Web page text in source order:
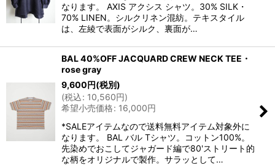
なります。 AXIS アクシス シャツ。30% SILK・
70% LINEN。シルクリネン混紡。テキスタイル
は、左綾で表面がシルク、裏面が…
BAL 40%OFF JACQUARD CREW NECK TEE・
rose gray
9,600円(税別)
(税込: 10,560円)
希望小売価格: 16,000円
*SALEアイテムなので送料無料アイテム対象外に
なります。 BAL バル Tシャツ。コットン100%。
先染めでおこしてジャガード編で80'ストリート的
な柄をオリジナルで製作。サラッとして…